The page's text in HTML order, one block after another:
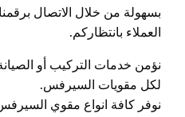
بسهولة من خلال الاتصال
العملاء بانتظاركم.
نؤمن خدمات التركيب أو
لكل مقويات السيرفس.
نوفر كافة انواع مقوي